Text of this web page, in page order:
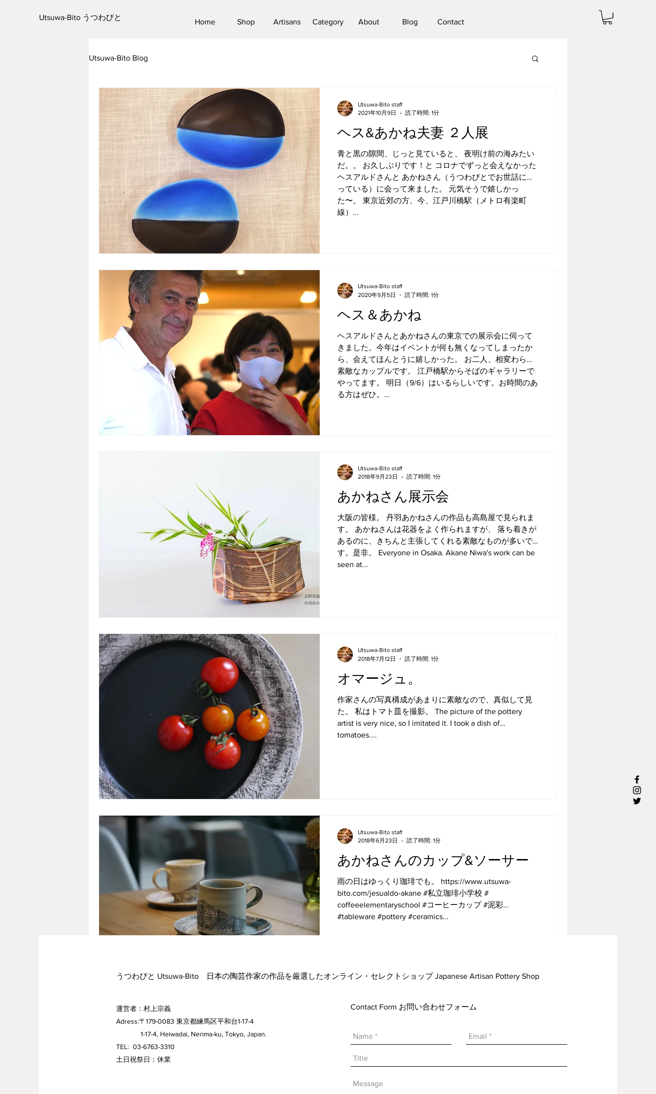
Utsuwa-Bito うつわびと
Home Shop Artisans Category About Blog Contact
Utsuwa-Bito Blog
ヘス&あかね夫妻 ２人展
青と黒の隙間、じっと見ていると、 夜明け前の海みたい
だ。。 お久しぶりです！と コロナでずっと会えなかった
ヘスアルドさんと あかねさん（うつわびとでお世話にな
っている）に会って来ました。 元気そうで嬉しかっ
た〜。 東京近郊の方、今、江戸川橋駅（メトロ有楽町
線）...
Utsuwa-Bito staff
2021年10月9日
読了時間: 1分
ヘス＆あかね
ヘスアルドさんとあかねさんの東京での展示会に伺って
きました。今年はイベントが何も無くなってしまったか
ら、会えてほんとうに嬉しかった。 お二人、相変わらず
素敵なカップルです。 江戸橋駅からそばのギャラリーで
やってます。 明日（9/6）はいるらしいです。お時間のあ
る方はぜひ。...
Utsuwa-Bito staff
2020年9月5日
読了時間: 1分
あかねさん展示会
大阪の皆様。 丹羽あかねさんの作品も高島屋で見られま
す。 あかねさんは花器をよく作られますが、 落ち着きが
あるのに、きちんと主張してくれる素敵なものが多いで
す。是非。 Everyone in Osaka. Akane Niwa's work can be
seen at...
Utsuwa-Bito staff
2018年9月23日
読了時間: 1分
オマージュ。
作家さんの写真構成があまりに素敵なので、真似して見
た。 私はトマト皿を撮影。 The picture of the pottery
artist is very nice, so I imitated it. I took a dish of
tomatoes....
Utsuwa-Bito staff
2018年7月12日
読了時間: 1分
あかねさんのカップ&ソーサー
雨の日はゆっくり珈琲でも。 https://www.utsuwa-
bito.com/jesualdo-akane #私立珈琲小学校 #
coffeeelementaryschool #コーヒーカップ #泥彩
#tableware #pottery #ceramics...
Utsuwa-Bito staff
2018年6月23日
読了時間: 1分
うつわびと Utsuwa-Bito 日本の陶芸作家の作品を厳選したオンライン・セレクトショップ Japanese Artisan Pottery Shop
運営者：村上宗義
Adress:〒179-0083 東京都練馬区平和台1-17-4
1-17-4, Heiwadai, Nerima-ku, Tokyo, Japan.
TEL: 03-6763-3310
​土日祝祭日：休業
Contact Form お問い合わせフォーム